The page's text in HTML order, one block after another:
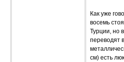
Как уже
восемь
Турции, но
переводят
см) есть